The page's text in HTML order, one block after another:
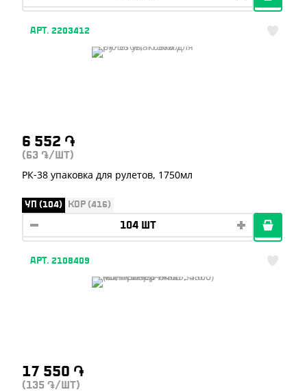
АРТ. 2203412
6 552 ֏
(63 ֏ /ШТ)
РК-38 упаковка для рулетов, 1750мл
УП (104) КОР (416)
АРТ. 2108409
17 550 ֏
(135 ֏/ШТ)